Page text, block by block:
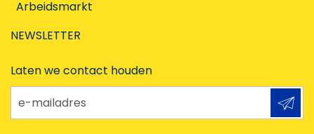
Arbeidsmarkt
NEWSLETTER
Laten we contact houden
e-mailadres